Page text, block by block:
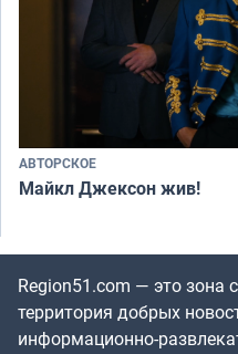
АВТОРСКОЕ
Майкл Джексон жив!
Region51.com — это зона
территория добрых
информационно-